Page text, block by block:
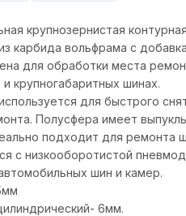
крупнозернистая
карбида вольфрама с
для обработки места
и крупногабаритных шинах.
для быстрого
Полусфера имеет
подходит для ремонта
с низкооборотистой
шин и камер.
6мм.